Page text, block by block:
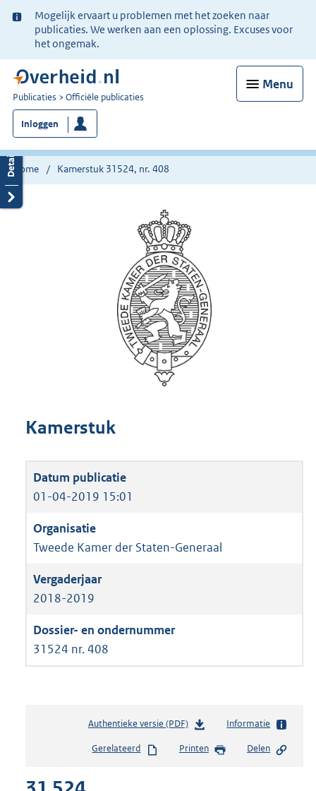
Ter
informatie:
Mogelijk ervaart u problemen met het zoeken naar
publicaties. We werken aan een oplossing. Excuses voor
het ongemak.
Menu
U
bent
nu
hier:
Publicaties Officiële publicaties
Inloggen
Home Kamerstuk 31524, nr. 408
Kamerstuk
01-04-2019 15:01
Tweede Kamer der Staten-Generaal
2018-2019
31524 nr. 408
Authentieke versie (PDF)b
s
Informatie
Gerelateerd Printen Delen